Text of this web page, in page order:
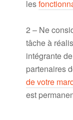
les
2 – Ne
tâche à
intégrante
partenaires
de votre
est